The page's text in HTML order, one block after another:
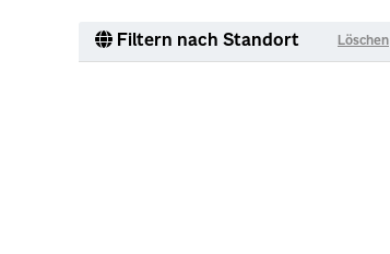
Filtern nach Standort Löschen